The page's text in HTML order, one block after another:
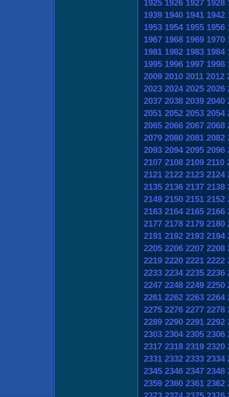
1925 1926 1927 1928
1939 1940 1941 1942
1953 1954 1955 1956
1967 1968 1969 1970
1981 1982 1983 1984
1995 1996 1997 1998
2009 2010 2011 2012
2023 2024 2025 2026
2037 2038 2039 2040
2051 2052 2053 2054
2065 2066 2067 2068
2079 2080 2081 2082
2093 2094 2095 2096
2107 2108 2109 2110
2121 2122 2123 2124
2135 2136 2137 2138
2149 2150 2151 2152
2163 2164 2165 2166
2177 2178 2179 2180
2191 2192 2193 2194
2205 2206 2207 2208
2219 2220 2221 2222
2233 2234 2235 2236
2247 2248 2249 2250
2261 2262 2263 2264
2275 2276 2277 2278
2289 2290 2291 2292
2303 2304 2305 2306
2317 2318 2319 2320
2331 2332 2333 2334
2345 2346 2347 2348
2359 2360 2361 2362